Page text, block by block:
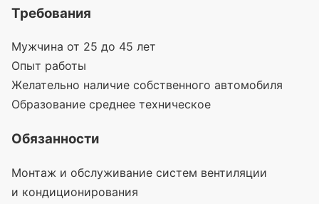
Требования
Мужчина от 25 до 45 лет
Опыт работы
Желательно наличие собственного автомобиля
Образование среднее техническое
Обязанности
Монтаж и обслуживание систем вентиляции
и кондиционирования